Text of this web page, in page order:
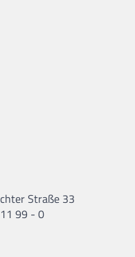
Straße 33
99 - 0